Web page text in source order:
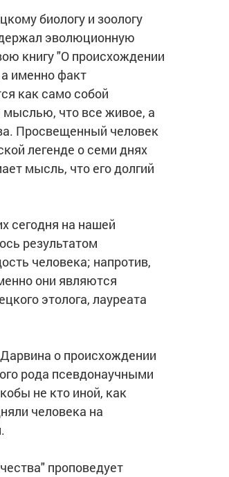
биологу и зоологу
эволюционную
книгу "О происхождении
именно факт
как само собой
мыслью, что все живое, а
Просвещенный человек
легенде о семи днях
мысль, что его долгий
сегодня на нашей
результатом
человека; напротив,
они являются
этолога, лауреата
о происхождении
рода псевдонаучными
не кто иной, как
человека на
проповедует